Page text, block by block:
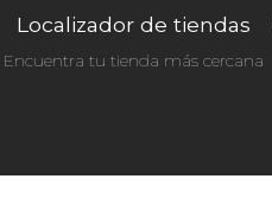
Localizador de tiendas
Encuentra tu tienda más cercana